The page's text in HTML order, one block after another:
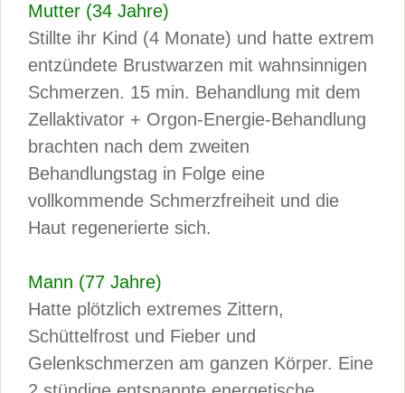
Mutter (34 Jahre)
Stillte ihr Kind (4 Monate) und hatte extrem
entzündete Brustwarzen mit wahnsinnigen
Schmerzen. 15 min. Behandlung mit dem
Zellaktivator + Orgon-Energie-Behandlung
brachten nach dem zweiten
Behandlungstag in Folge eine
vollkommende Schmerzfreiheit und die
Haut regenerierte sich.
Mann (77 Jahre)
Hatte plötzlich extremes Zittern,
Schüttelfrost und Fieber und
Gelenkschmerzen am ganzen Körper. Eine